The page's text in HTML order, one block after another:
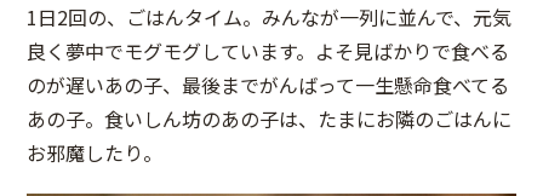
1日2回の、ごはんタイム。みんなが一列に並んで、元気
良く夢中でモグモグしています。よそ見ばかりで食べる
のが遅いあの子、最後までがんばって一生懸命食べてる
あの子。食いしん坊のあの子は、たまにお隣のごはんに
お邪魔したり。